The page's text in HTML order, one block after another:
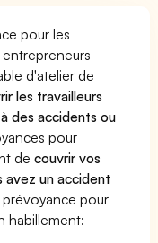
pour les
d'atelier de
les travailleurs
des accidents ou
pour
decouvrir vos
avez un accident
prévoyance pour
habillement: